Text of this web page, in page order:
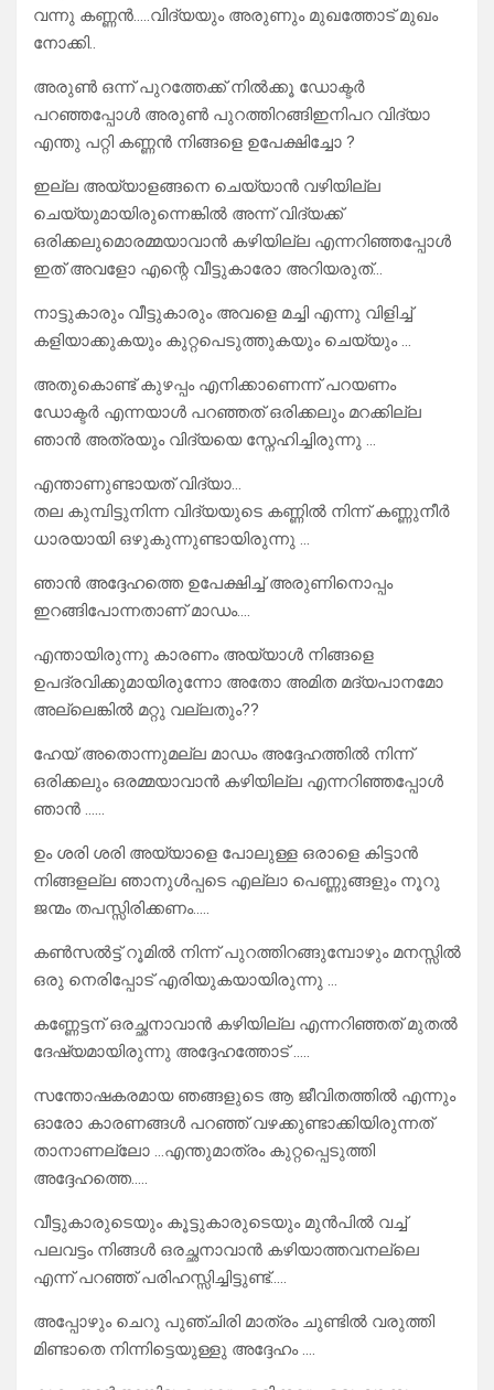
വന്നു കണ്ണൻ…..വിദ്യയും അരുണും മുഖത്തോട് മുഖം
നോക്കി..
അരുൺ ഒന്ന് പുറത്തേക്ക് നിൽക്കൂ ഡോക്ടർ
പറഞ്ഞപ്പോൾ അരുൺ പുറത്തിറങ്ങിഇനിപറ വിദ്യാ
എന്തു പറ്റി കണ്ണൻ നിങ്ങളെ ഉപേക്ഷിച്ചോ ?
ഇല്ല അയ്യാളങ്ങനെ ചെയ്യാൻ വഴിയില്ല
ചെയ്യുമായിരുന്നെങ്കിൽ അന്ന് വിദ്യക്ക്
ഒരിക്കലുമൊരമ്മയാവാൻ കഴിയില്ല എന്നറിഞ്ഞപ്പോൾ
ഇത് അവളോ എന്റെ വീട്ടുകാരോ അറിയരുത്…
നാട്ടുകാരും വീട്ടുകാരും അവളെ മച്ചി എന്നു വിളിച്ച്
കളിയാക്കുകയും കുറ്റപെടുത്തുകയും ചെയ്യും …
അതുകൊണ്ട് കുഴപ്പം എനിക്കാണെന്ന് പറയണം
ഡോക്ടർ എന്നയാൾ പറഞ്ഞത് ഒരിക്കലും മറക്കില്ല
ഞാൻ അത്രയും വിദ്യയെ സ്നേഹിച്ചിരുന്നു …
എന്താണുണ്ടായത് വിദ്യാ…
തല കുമ്പിട്ടുനിന്ന വിദ്യയുടെ കണ്ണിൽ നിന്ന് കണ്ണുനീർ
ധാരയായി ഒഴുകുന്നുണ്ടായിരുന്നു …
ഞാൻ അദ്ദേഹത്തെ ഉപേക്ഷിച്ച് അരുണിനൊപ്പം
ഇറങ്ങിപോന്നതാണ് മാഡം….
എന്തായിരുന്നു കാരണം അയ്യാൾ നിങ്ങളെ
ഉപദ്രവിക്കുമായിരുന്നോ അതോ അമിത മദ്യപാനമോ
അല്ലെങ്കിൽ മറ്റു വല്ലതും??
ഹേയ് അതൊന്നുമല്ല മാഡം അദ്ദേഹത്തിൽ നിന്ന്
ഒരിക്കലും ഒരമ്മയാവാൻ കഴിയില്ല എന്നറിഞ്ഞപ്പോൾ
ഞാൻ ……
ഉം ശരി ശരി അയ്യാളെ പോലുള്ള ഒരാളെ കിട്ടാൻ
നിങ്ങളല്ല ഞാനുൾപ്പടെ എല്ലാ പെണ്ണുങ്ങളും നൂറു
ജന്മം തപസ്സിരിക്കണം…..
കൺസൽട്ട് റൂമിൽ നിന്ന് പുറത്തിറങ്ങുമ്പോഴും മനസ്സിൽ
ഒരു നെരിപ്പോട് എരിയുകയായിരുന്നു …
കണ്ണേട്ടന് ഒരച്ഛനാവാൻ കഴിയില്ല എന്നറിഞ്ഞത് മുതൽ
ദേഷ്യമായിരുന്നു അദ്ദേഹത്തോട് …..
സന്തോഷകരമായ ഞങ്ങളുടെ ആ ജീവിതത്തിൽ എന്നും
ഓരോ കാരണങ്ങൾ പറഞ്ഞ് വഴക്കുണ്ടാക്കിയിരുന്നത്
താനാണല്ലോ …എന്തുമാത്രം കുറ്റപ്പെടുത്തി
അദ്ദേഹത്തെ…..
വീട്ടുകാരുടെയും കൂട്ടുകാരുടെയും മുൻപിൽ വച്ച്
പലവട്ടം നിങ്ങൾ ഒരച്ഛനാവാൻ കഴിയാത്തവനല്ലെ
എന്ന് പറഞ്ഞ് പരിഹസ്സിച്ചിട്ടുണ്ട്…..
അപ്പോഴും ചെറു പുഞ്ചിരി മാത്രം ചുണ്ടിൽ വരുത്തി
മിണ്ടാതെ നിന്നിട്ടെയുള്ളു അദ്ദേഹം ….